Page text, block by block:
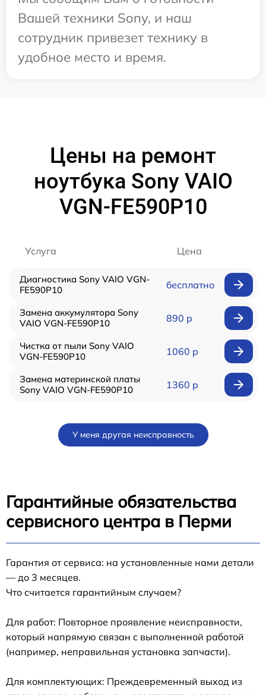
Вашей техники Sony, и наш
сотрудник привезет технику в
удобное место и время.
Цены на ремонт
ноутбука Sony VAIO
VGN-FE590P10
Услуга Цена
Диагностика Sony VAIO VGN-
FE590P10
бесплатно
Замена аккумулятора Sony
VAIO VGN-FE590P10
890 р
Чистка от пыли Sony VAIO
VGN-FE590P10
1060 р
Замена материнской платы
Sony VAIO VGN-FE590P10
1360 р
У меня другая неисправность
Гарантийные обязательства
сервисного центра в Перми
Гарантия от сервиса: на установленные нами детали
— до 3 месяцев.
Что считается гарантийным случаем?
Для работ: Повторное проявление неисправности,
который напрямую связан с выполненной работой
(например, неправильная установка запчасти).
Для комплектующих: Преждевременный выход из